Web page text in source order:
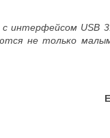
интерфейсом USB
не только